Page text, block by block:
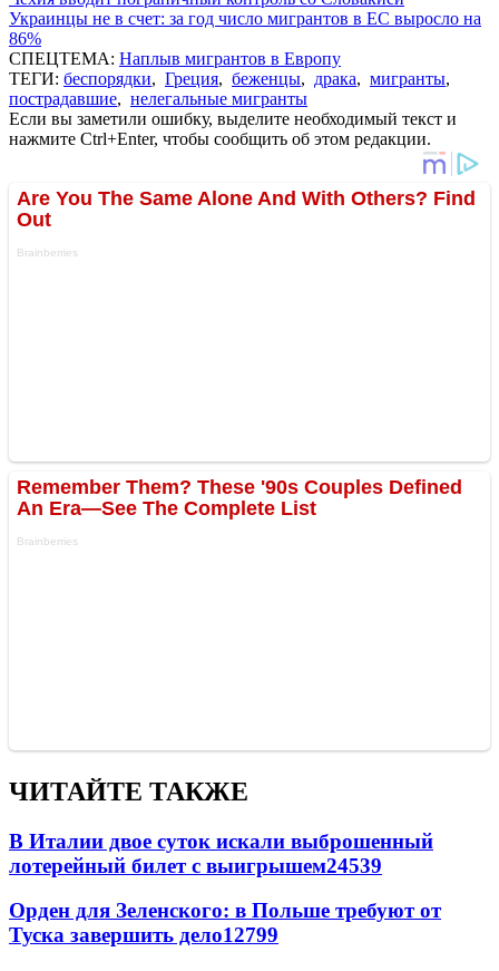
Украинцы не в счет: за год число мигрантов в ЕС выросло на
86%
СПЕЦТЕМА: Наплыв мигрантов в Европу
ТЕГИ: беспорядки, Греция, беженцы, драка, мигранты,
пострадавшие, нелегальные мигранты
Если вы заметили ошибку, выделите необходимый текст и
нажмите Ctrl+Enter, чтобы сообщить об этом редакции.
ЧИТАЙТЕ ТАКЖЕ
В Италии двое суток искали выброшенный
лотерейный билет с выигрышем24539
Орден для Зеленского: в Польше требуют от
Туска завершить дело12799